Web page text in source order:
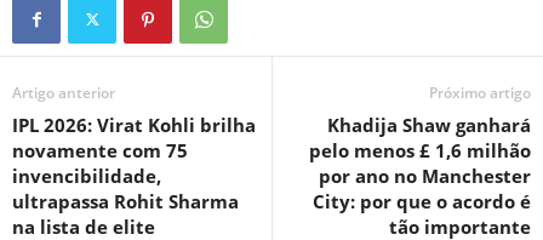
Artigo anterior
IPL 2026: Virat Kohli brilha
novamente com 75
invencibilidade,
ultrapassa Rohit Sharma
na lista de elite
Próximo artigo
Khadija Shaw ganhará
pelo menos £ 1,6 milhão
por ano no Manchester
City: por que o acordo é
tão importante